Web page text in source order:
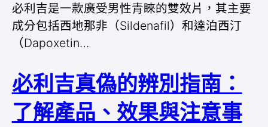
必利吉是一款廣受男性青睞的雙效片，其主要
成分包括西地那非（Sildenafil）和達泊西汀
（Dapoxetin…
必利吉真偽的辨別指南：
了解產品、效果與注意事